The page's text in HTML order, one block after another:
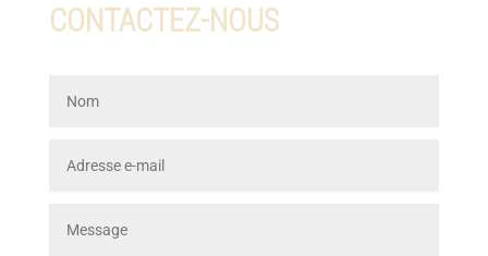
CONTACTEZ-NOUS